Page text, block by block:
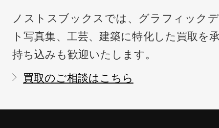
ノストスブックスでは、グラフィック
ト写真集、工芸、建築に特化した買取を
持ち込みも歓迎いたします。
買取のご相談はこちら